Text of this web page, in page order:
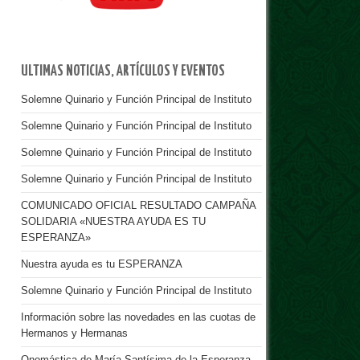
ULTIMAS NOTICIAS, ARTÍCULOS Y EVENTOS
Solemne Quinario y Función Principal de Instituto
Solemne Quinario y Función Principal de Instituto
Solemne Quinario y Función Principal de Instituto
Solemne Quinario y Función Principal de Instituto
COMUNICADO OFICIAL RESULTADO CAMPAÑA
SOLIDARIA «NUESTRA AYUDA ES TU
ESPERANZA»
Nuestra ayuda es tu ESPERANZA
Solemne Quinario y Función Principal de Instituto
Información sobre las novedades en las cuotas de
Hermanos y Hermanas